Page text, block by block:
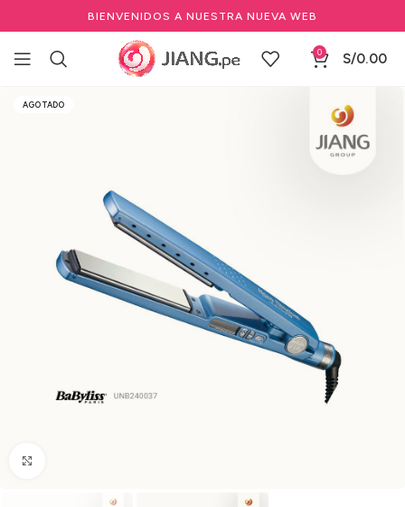
BIENVENIDOS A NUESTRA NUEVA WEB
0 S/0.00
Inicio Marcas Profesionales de Belleza
AGOTADO